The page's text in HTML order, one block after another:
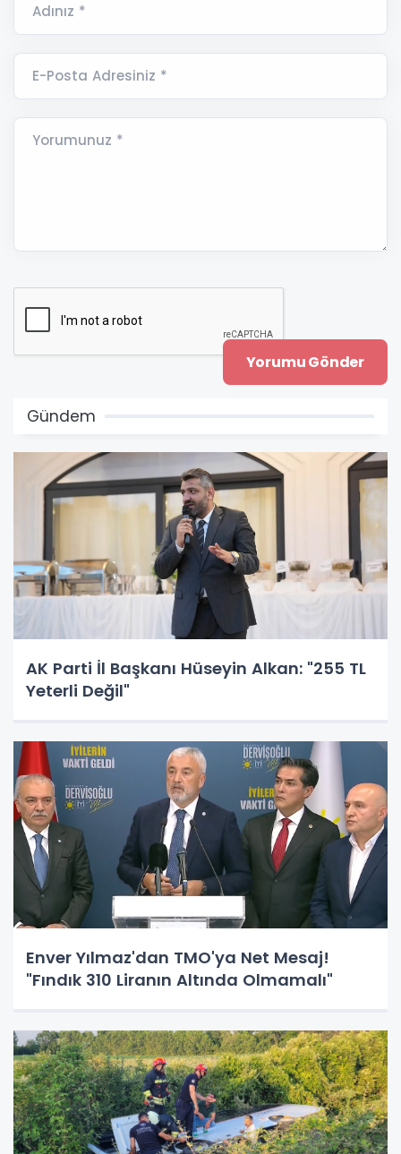
Adınız *
E-Posta Adresiniz *
Yorumunuz *
Gündem
AK Parti İl Başkanı Hüseyin Alkan: "255 TL
Yeterli Değil"
Enver Yılmaz'dan TMO'ya Net Mesaj!
"Fındık 310 Liranın Altında Olmamalı"